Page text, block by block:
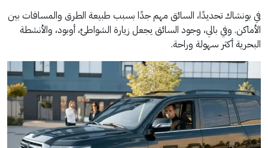
في بونشاك تحديدًا، السائق مهم جدًا بسبب طبيعة الطرق والمسافات بين
الأماكن. وفي بالي، وجود السائق يجعل زيارة الشواطئ، أوبود، والأنشطة
البحرية أكثر سهولة وراحة.